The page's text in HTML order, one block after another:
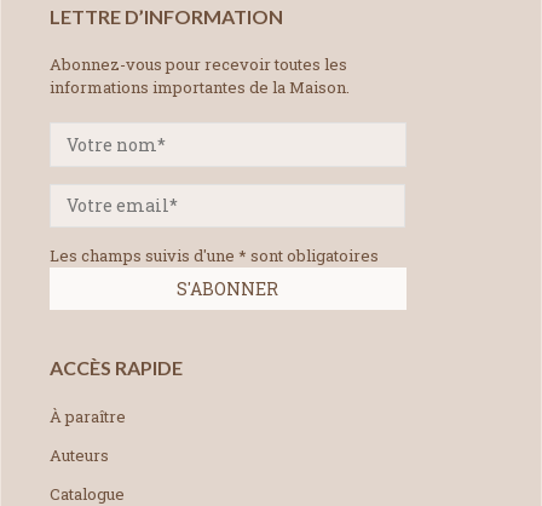
LETTRE D’INFORMATION
Abonnez-vous pour recevoir toutes les
informations importantes de la Maison.
Les champs suivis d'une * sont obligatoires
ACCÈS RAPIDE
À paraître
Auteurs
Catalogue